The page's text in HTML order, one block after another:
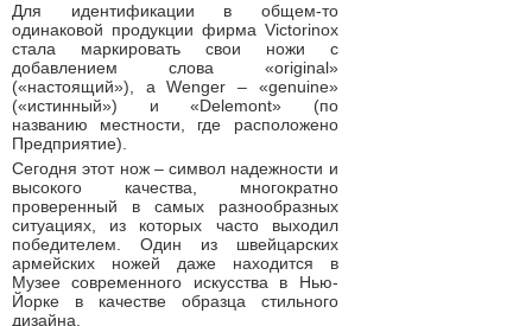
Для идентификации в общем-то
одинаковой продукции фирма Victorinox
стала маркировать свои ножи с
добавлением слова «original»
(«настоящий»), а Wenger – «genuine»
(«истинный») и «Delemont» (по
названию местности, где расположено
Предприятие).
Сегодня этот нож – символ надежности и
высокого качества, многократно
проверенный в самых разнообразных
ситуациях, из которых часто выходил
победителем. Один из швейцарских
армейских ножей даже находится в
Музее современного искусства в Нью-
Йорке в качестве образца стильного
дизайна.